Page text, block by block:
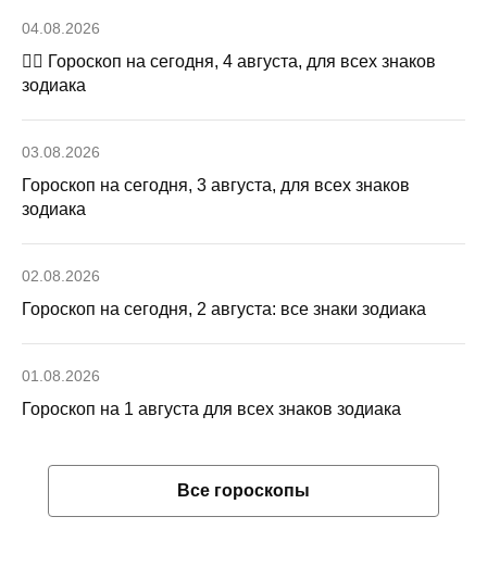
04.08.2026
🧙‍♀ Гороскоп на сегодня, 4 августа, для всех знаков
зодиака
03.08.2026
Гороскоп на сегодня, 3 августа, для всех знаков
зодиака
02.08.2026
Гороскоп на сегодня, 2 августа: все знаки зодиака
01.08.2026
Гороскоп на 1 августа для всех знаков зодиака
Все гороскопы